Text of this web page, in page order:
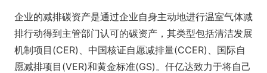
企业的减排碳资产是通过企业自身主动地进行温室气体减
排行动得到主管部门认可的碳资产，其类型包括清洁发展
机制项目(CER)、中国核证自愿减排量(CCER)、国际自
愿减排项目(VER)和黄金标准(GS)。仟亿达致力于将自己